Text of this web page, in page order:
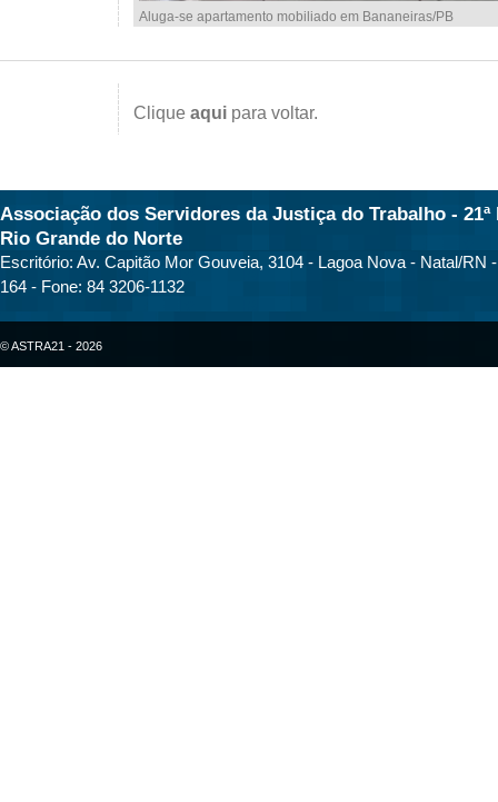
Aluga-se apartamento mobiliado em Bananeiras/PB
Clique aqui para voltar.
Associação dos Servidores da Justiça do Trabalho - 21ª
Rio Grande do Norte
Escritório: Av. Capitão Mor Gouveia, 3104 - Lagoa Nova - Natal/RN
164 - Fone: 84 3206-1132
© ASTRA21 - 2026